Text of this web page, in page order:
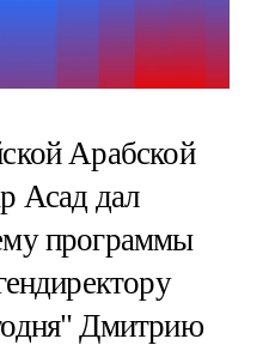
Арабской
Асад дал
программы
Дмитрию